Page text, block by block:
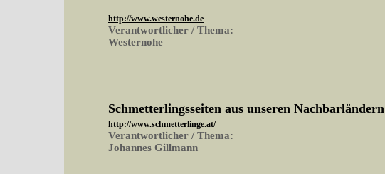
http://www.westernohe.de
Verantwortlicher / Thema:
Westernohe
Schmetterlingsseiten aus unseren Nachbarländern
http://www.schmetterlinge.at/
Verantwortlicher / Thema:
Johannes Gillmann